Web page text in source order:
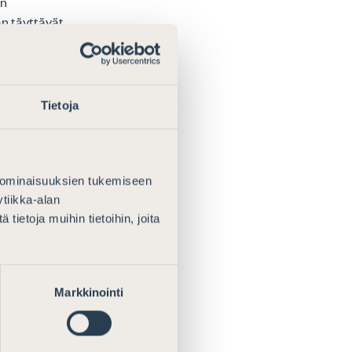
Tietoja
tukemiseen
alan
tietoja muihin tietoihin, joita
Markkinointi
täyttävät
tiedot,
määräämän
ja
sen nojalla